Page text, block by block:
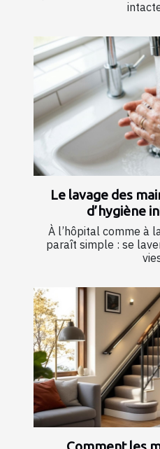
Le lavage des
d’hygiène
À l’hôpital comme à
paraît simple : se